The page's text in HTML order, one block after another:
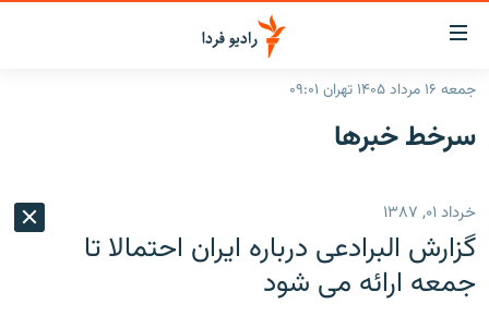
لینک‌های
قابلیت
دسترسی
بازگشت
اصلی
رفتن
صفحه
ایران
رادیو
انتخاب کنید و بشنوید
پادکست
جمعه ۱۶ مرداد ۱۴۰۵ تهران ۰۹:۰۱
سرخط‌ خبرها
خرداد ۰۱, ۱۳۸۷
گزارش البرادعی درباره ایران احتمالا تا
جمعه ارائه می شود